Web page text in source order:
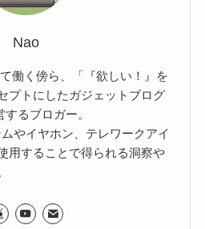
Nao
働く傍ら、「『欲しい！』を
プトにしたガジェットブログ
するブロガー。
やイヤホン、テレワークアイ
用することで得られる洞察や